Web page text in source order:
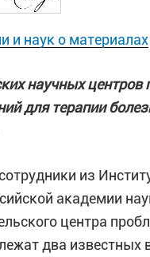
действием
на основе
предсказания
образом
и наук о материалах
научных
для терапии
из
академии
центра
два